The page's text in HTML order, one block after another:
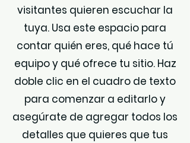
visitantes quieren escuchar la
tuya. Usa este espacio para
contar quién eres, qué hace tú
equipo y qué ofrece tu sitio. Haz
doble clic en el cuadro de texto
para comenzar a editarlo y
asegúrate de agregar todos los
detalles que quieres que tus